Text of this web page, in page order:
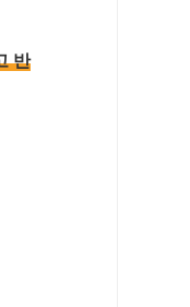
반